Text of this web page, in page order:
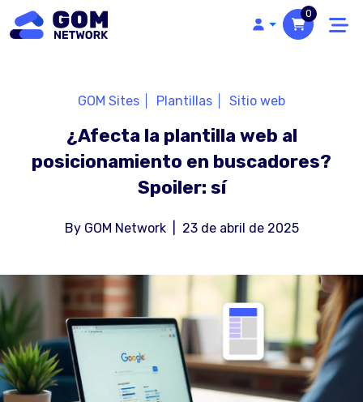
0
¿Afecta la plantilla web al
posicionamiento en buscadores?
Spoiler: sí
GOM Sites Plantillas Sitio web
By GOM Network 23 de abril de 2025